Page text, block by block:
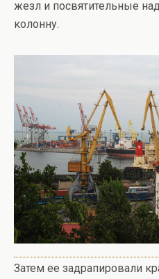
жезл и посвятительные
колонну.
Затем ее задрапировали